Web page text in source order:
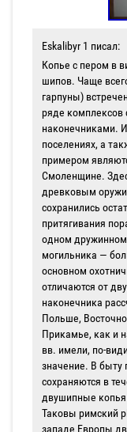
Eskalibyr 1 писал:
Копье с пером в
шипов. Чаще
гарпуны)
ряде
наконечниками.
поселениях, а
примером
Смоленщине.
древковым
сохранились
притягивания
одном дружинном
могильника —
основном
отличаются от
наконечника
Польше,
Прикамье, как и
вв. имели, по-
значение. В быту
сохраняются в
двушипные
Таковы римский
западе Европы